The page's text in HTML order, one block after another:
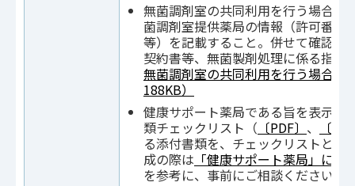
無菌調剤室の共同利用を行う場合は
菌調剤室提供薬局の情報（許可番号
等）を記載すること。併せて確認書
契約書等、無菌製剤処理に係る指針
無菌調剤室の共同利用を行う場合の
188KB）
健康サポート薬局である旨を表示す
類チェックリスト（ 〔PDF〕 、
〔ワ
る添付書類を、チェックリストとと
成の際は 「健康サポート薬局」に
を参考に、事前にご相談ください。